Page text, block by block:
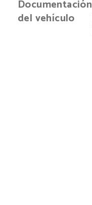
Documentación
del vehículo